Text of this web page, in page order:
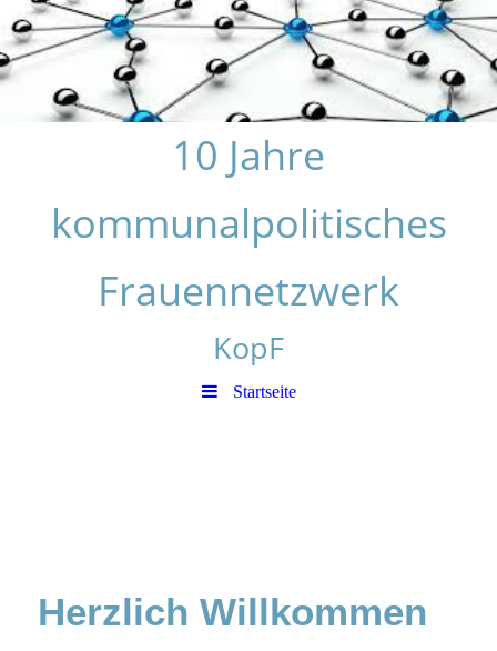
10 Jahre
kommunalpolitisches
Frauennetzwerk
KopF
Startseite
Herzlich Willkommen